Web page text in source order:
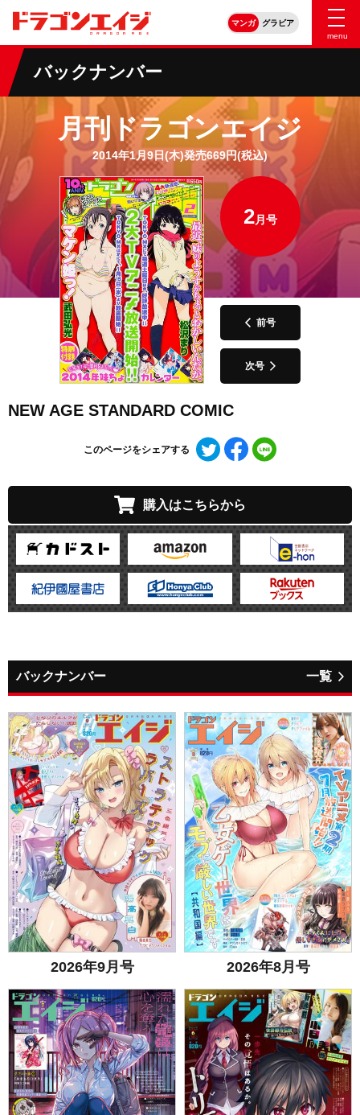
マンガ
グラビア
menu
バックナンバー
月刊ドラゴンエイジ
2014年1月9日(木)発売669円(税込)
2月号
前号
次号
NEW AGE STANDARD COMIC
このページをシェアする
Twitter
で
ア
す
Facebook
で
す
LINE
す
る
購入はこちらから
バックナンバー 一覧
2026年9月号 2026年8月号